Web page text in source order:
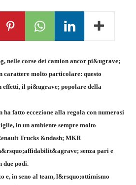
nelle corse dei camion ancor pi&ugrave;
carattere molto particolare: questo
effetti, il pi&ugrave; popolare della
ha fatto eccezione alla regola con numerosi
in un ambiente sempre molto
Trucks &ndash; MKR
senza pari e
due podi.
e, in seno al team, l&rsquo;ottimismo